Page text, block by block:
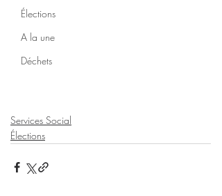
Élections
A la une
Déchets
Services Social
Élections